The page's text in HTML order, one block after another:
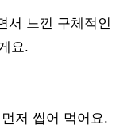
서 느낀 구체적인
요.
저 씹어 먹어요.